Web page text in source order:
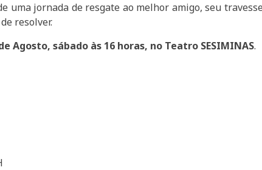
uma jornada de resgate ao melhor amigo, seu
resolver.
Agosto, sábado às 16 horas, no Teatro SESIMINAS.